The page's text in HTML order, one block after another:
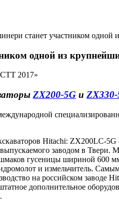
станет участником одной
одной из
ZX200-5G и
Hitachi:
выпускаемого заводом в
гусеницы шириной
и измельчитель.
на российском заводе
дополнительное